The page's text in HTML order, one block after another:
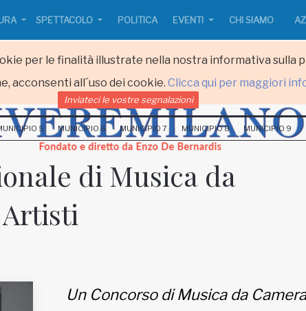
per le finalità illustrate nella nostra informativa sulla
acconsenti all´uso dei cookie. Clicca qui per maggiori
SPETTACOLO POLITICA EVENTI CHI SIAMO
Inviateci le vostre segnalazioni
5 MUNICIPIO 6 MUNICIPIO 7 MUNICIPIO 8 MUNICIPIO 9
di Musica da
Un Concorso di Musica da Camera